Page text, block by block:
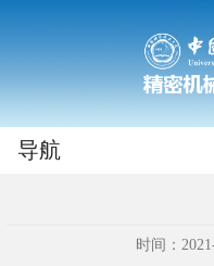
导航
时间：